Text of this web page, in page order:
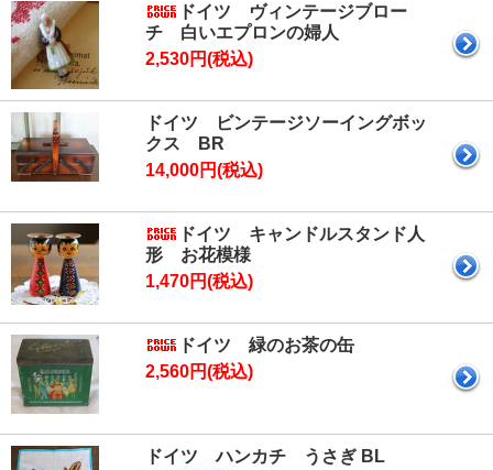
ドイツ ヴィンテージブロー
チ 白いエプロンの婦人
2,530円(税込)
ドイツ ビンテージソーイングボッ
クス BR
14,000円(税込)
ドイツ キャンドルスタンド人
形 お花模様
1,470円(税込)
ドイツ 緑のお茶の缶
2,560円(税込)
ドイツ ハンカチ うさぎ BL